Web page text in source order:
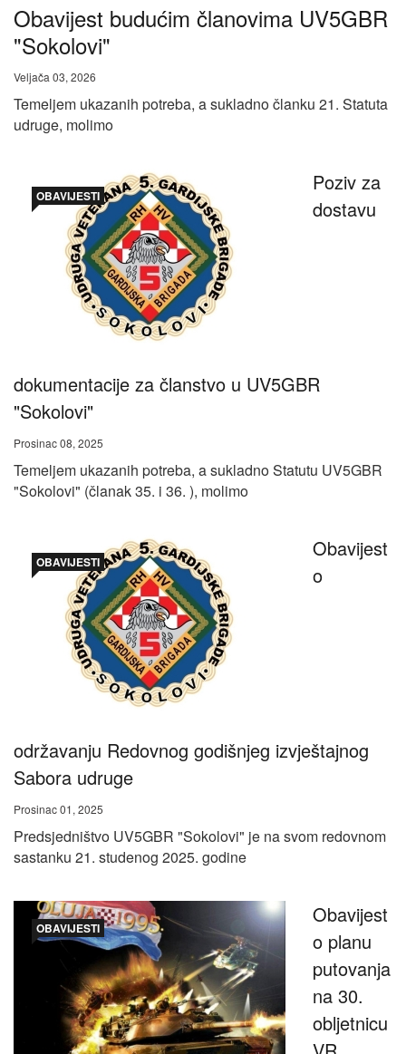
Obavijest budućim članovima UV5GBR
"Sokolovi"
Veljača 03, 2026
Temeljem ukazanih potreba, a sukladno članku 21. Statuta
udruge, molimo
OBAVIJESTI
Poziv za
dostavu
dokumentacije za članstvo u UV5GBR
"Sokolovi"
Prosinac 08, 2025
Temeljem ukazanih potreba, a sukladno Statutu UV5GBR
"Sokolovi" (članak 35. i 36. ), molimo
OBAVIJESTI
Obavijest
o
održavanju Redovnog godišnjeg izvještajnog
Sabora udruge
Prosinac 01, 2025
Predsjedništvo UV5GBR "Sokolovi" je na svom redovnom
sastanku 21. studenog 2025. godine
OBAVIJESTI
Obavijest
o planu
putovanja
na 30.
obljetnicu